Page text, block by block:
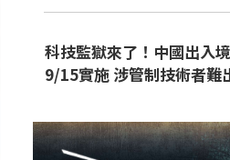
科技監獄來了！中國出入
9/15實施 涉管制技術者難